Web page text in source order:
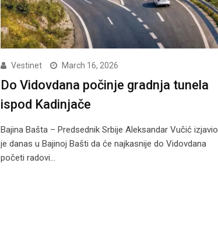
Vestinet March 16, 2026
Do Vidovdana počinje gradnja tunela
ispod Kadinjače
Bajina Bašta – Predsednik Srbije Aleksandar Vučić izjavio
je danas u Bajinoj Bašti da će najkasnije do Vidovdana
početi radovi…